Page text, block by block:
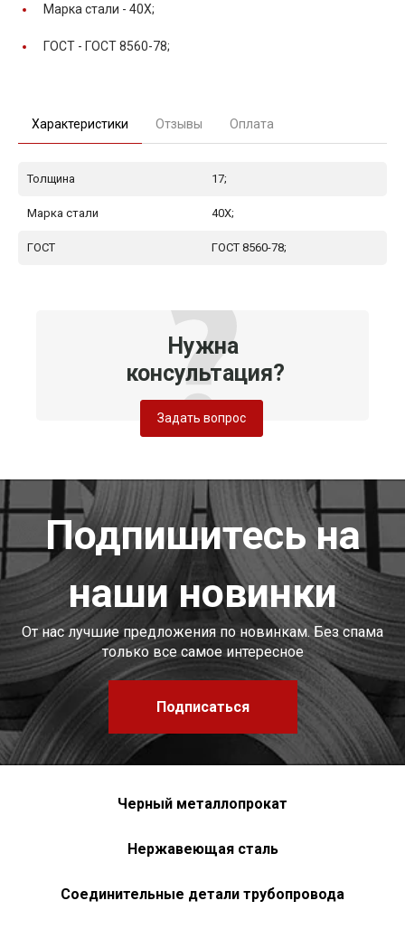
Марка стали - 40Х;
ГОСТ - ГОСТ 8560-78;
Характеристики Отзывы Оплата
Толщина 17;
Марка стали 40Х;
ГОСТ ГОСТ 8560-78;
Нужна
консультация?
Задать вопрос
Подпишитесь на
наши новинки
От нас лучшие предложения по новинкам. Без спама
только все самое интересное
Подписаться
Черный металлопрокат
Нержавеющая сталь
Соединительные детали трубопровода